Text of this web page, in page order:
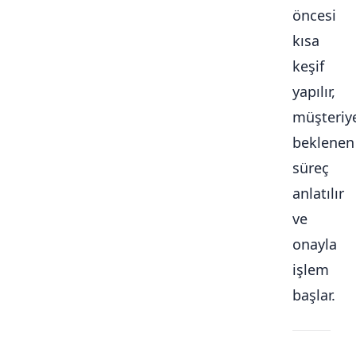
öncesi
kısa
keşif
yapılır,
beklenen
süreç
anlatılır
ve
onayla
işlem
başlar.